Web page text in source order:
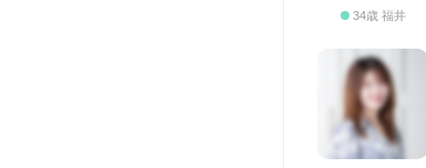
34歳 福井